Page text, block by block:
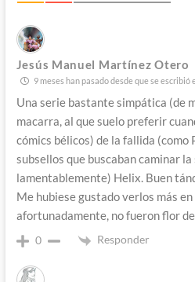
Jesús Manuel Martínez Otero
9 meses han pasado desde que se escribió
Una serie bastante simpática (de
macarra, al que suelo preferir
cómics bélicos) de la fallida (como
subsellos que buscaban caminar
lamentablemente) Helix. Buen
Me hubiese gustado verlos más
afortunadamente, no fueron flor
0 Responder